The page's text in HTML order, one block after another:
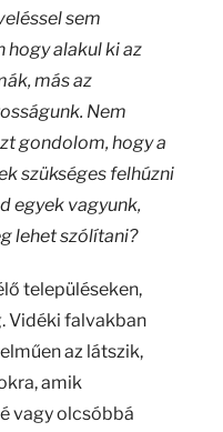
sem
alakul ki az
más az
Nem
gondolom, hogy a
szükséges felhúzni
egyek vagyunk,
lehet szólítani?
településeken,
Vidéki falvakban
az látszik,
amik
vagy olcsóbbá